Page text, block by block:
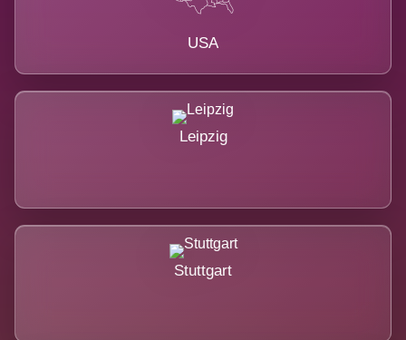
USA
Leipzig
Stuttgart